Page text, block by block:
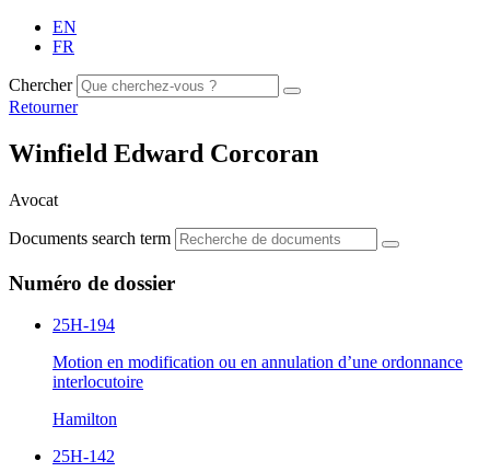
EN
FR
Chercher
Retourner
Winfield Edward Corcoran
Avocat
Documents search term
Numéro de dossier
25H-194
Motion en modification ou en annulation d’une ordonnance
interlocutoire
Hamilton
25H-142